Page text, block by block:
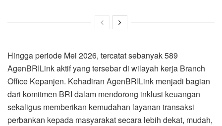
Hingga periode Mei 2026, tercatat sebanyak 589
AgenBRILink aktif yang tersebar di wilayah kerja Branch
Office Kepanjen. Kehadiran AgenBRILink menjadi bagian
dari komitmen BRI dalam mendorong inklusi keuangan
sekaligus memberikan kemudahan layanan transaksi
perbankan kepada masyarakat secara lebih dekat, mudah,